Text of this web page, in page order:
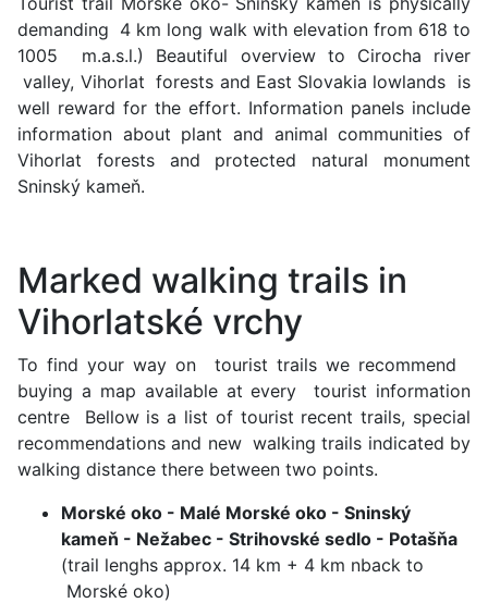
demanding 4 km long walk with elevation from 618 to
1005 m.a.s.l.) Beautiful overview to Cirocha river
valley, Vihorlat forests and East Slovakia lowlands is
well reward for the effort. Information panels include
information about plant and animal communities of
Vihorlat forests and protected natural monument
Sninský kameň.
Marked walking trails in
Vihorlatské vrchy
To find your way on tourist trails we recommend
buying a map available at every tourist information
centre Bellow is a list of tourist recent trails, special
recommendations and new walking trails indicated by
walking distance there between two points.
Morské oko - Malé Morské oko - Sninský
kameň - Nežabec - Strihovské sedlo - Potašňa
(trail lenghs approx. 14 km + 4 km nback to
Morské oko)